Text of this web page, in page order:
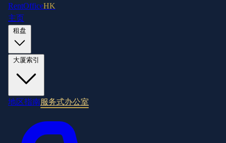
RentOfficeHK
主页
地区指南服务式办公室